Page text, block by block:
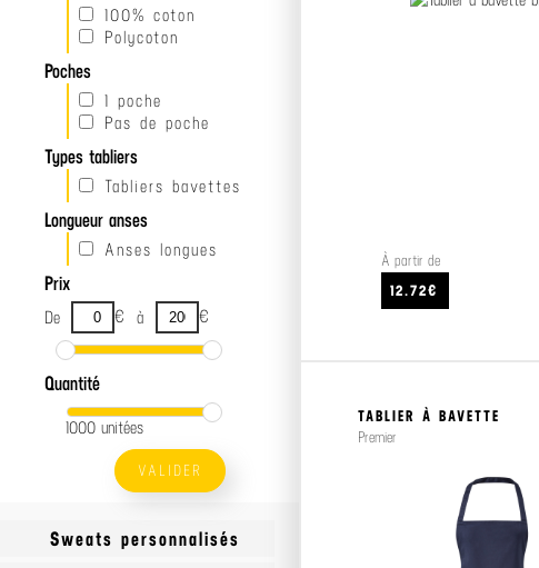
100% coton
Polycoton
Poches
1 poche
Pas de poche
Types tabliers
Tabliers bavettes
Longueur anses
Anses longues
Prix
De € à €
Quantité
1000 unitées
VALIDER
Sweats personnalisés
À partir de
12.72€
TABLIER À BAVETTE
Premier